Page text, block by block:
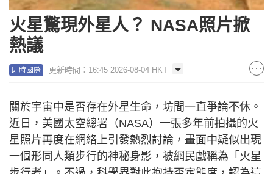
火星驚現外星人？ NASA照片掀
熱議
即時國際 更新時間：16:45 2026-08-04 HKT
關於宇宙中是否存在外星生命，坊間一直爭論不休。
近日，美國太空總署（NASA）一張多年前拍攝的火
星照片再度在網絡上引發熱烈討論，畫面中疑似出現
一個形同人類步行的神秘身影，被網民戲稱為「火星